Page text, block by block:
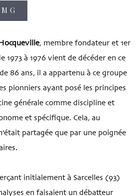
, membre fondateur et 1er
1973 à 1976 vient de décéder en ce
86 ans, il a appartenu à ce groupe
pionniers ayant posé les principes
générale comme discipline et
et spécifique. Cela, au
partagée que par une poignée
initialement à Sarcelles (93)
en faisaient un débatteur